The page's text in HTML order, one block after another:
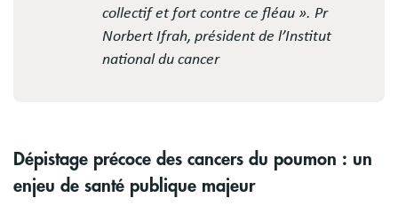
collectif et fort contre ce fléau ». Pr
Norbert Ifrah, président de l’Institut
national du cancer
Dépistage précoce des cancers du poumon : un
enjeu de santé publique majeur